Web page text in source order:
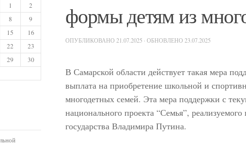
формы детям из
ОПУБЛИКОВАНО 21.07.2025 · ОБНОВЛЕНО 23.07.2025
В Самарской области действует такая мера
выплата на приобретение школьной и
многодетных семей. Эта мера поддержки с
национального проекта “Семья”,
государства Владимира Путина.
1
2
8
9
15
16
22
23
29
30